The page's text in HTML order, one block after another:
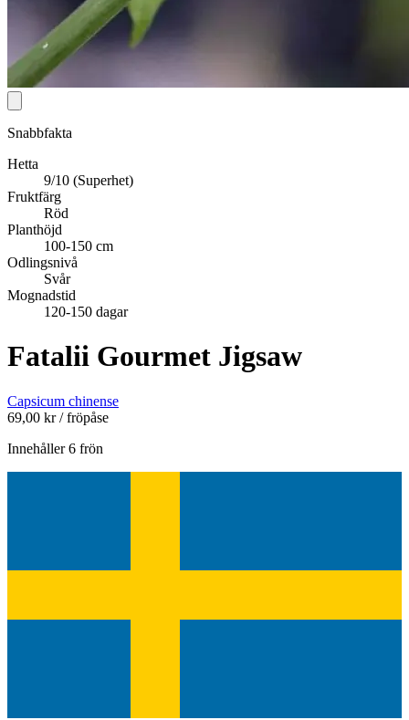
Snabbfakta
Hetta
9/10 (Superhet)
Fruktfärg
Röd
Planthöjd
100-150 cm
Odlingsnivå
Svår
Mognadstid
120-150 dagar
Fatalii Gourmet Jigsaw
Capsicum chinense
69,00 kr / fröpåse
Innehåller 6 frön